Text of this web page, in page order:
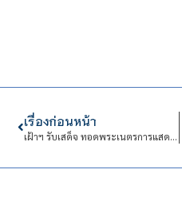
เรื่องก่อนหน้า
เฝ้าฯ รับเสด็จ ทอดพระเนตรการแสดงโขน เรื่อง รามเกียรติ์ ตอน “กุมภกรรณทดน้ำ”